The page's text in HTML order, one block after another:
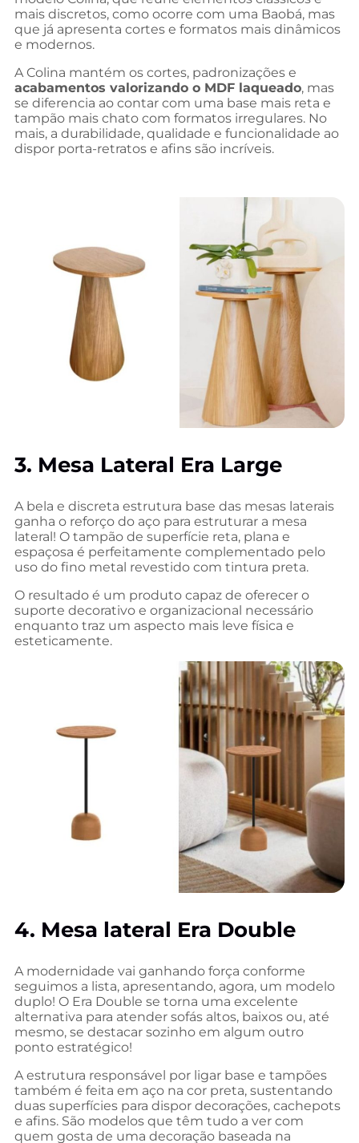
mais discretos, como ocorre com uma Baobá, mas
que já apresenta cortes e formatos mais dinâmicos
e modernos.
A Colina mantém os cortes, padronizações e
acabamentos valorizando o MDF laqueado, mas
se diferencia ao contar com uma base mais reta e
tampão mais chato com formatos irregulares. No
mais, a durabilidade, qualidade e funcionalidade ao
dispor porta-retratos e afins são incríveis.
3. Mesa Lateral Era Large
A bela e discreta estrutura base das mesas laterais
ganha o reforço do aço para estruturar a mesa
lateral! O tampão de superfície reta, plana e
espaçosa é perfeitamente complementado pelo
uso do fino metal revestido com tintura preta.
O resultado é um produto capaz de oferecer o
suporte decorativo e organizacional necessário
enquanto traz um aspecto mais leve física e
esteticamente.
4. Mesa lateral Era Double
A modernidade vai ganhando força conforme
seguimos a lista, apresentando, agora, um modelo
duplo! O Era Double se torna uma excelente
alternativa para atender sofás altos, baixos ou, até
mesmo, se destacar sozinho em algum outro
ponto estratégico!
A estrutura responsável por ligar base e tampões
também é feita em aço na cor preta, sustentando
duas superfícies para dispor decorações, cachepots
e afins. São modelos que têm tudo a ver com
quem gosta de uma decoração baseada na